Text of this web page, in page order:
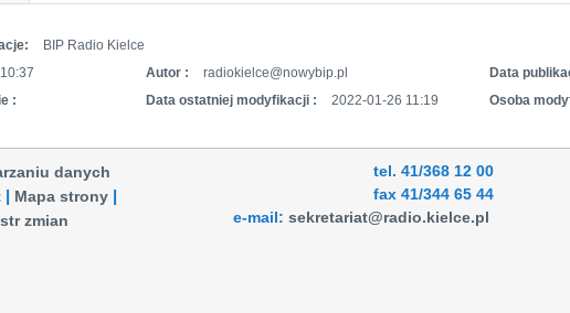
BIP Radio Kielce
Autor : radiokielce@nowybip.pl
Data
:
Data ostatniej modyfikacji : 2022-01-26 11:19 Osoba
danych
Mapa strony
zmian
tel. 41/368 12 00
fax 41/344 65 44
e-mail:sekretariat@radio.kielce.pl